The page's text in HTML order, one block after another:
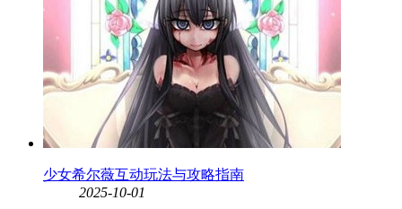
少女希尔薇互动玩法与攻略指南
2025-10-01